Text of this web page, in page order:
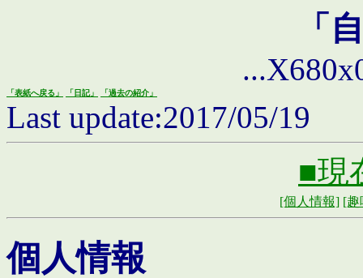
「
「表紙へ戻る」 「日記」 「過去の紹介」
Last update:2017/05/19
■現
[個人情報] [趣
個人情報